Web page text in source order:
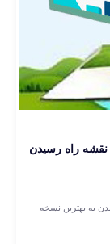
نقشه راه رسیدن
به بهترین نسخه